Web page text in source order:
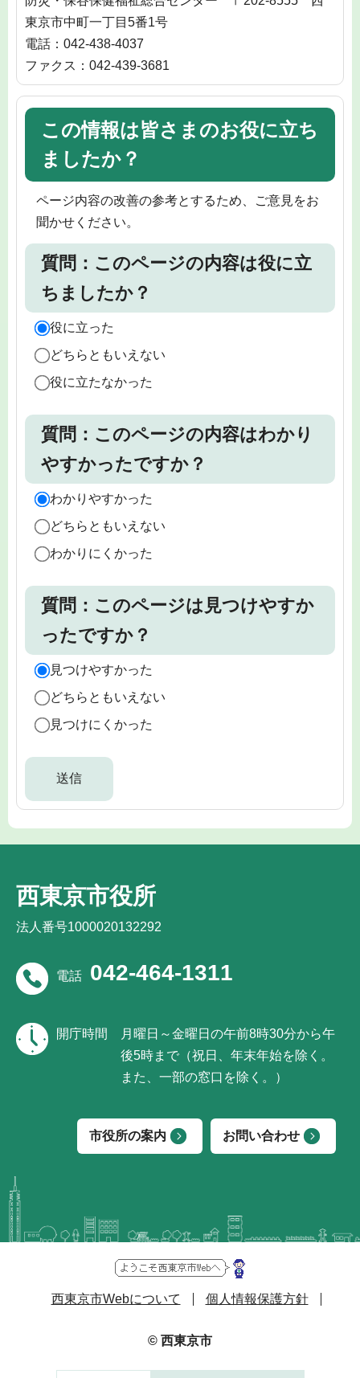
東京市中町一丁目5番1号
電話：042-438-4037
ファクス：042-439-3681
この情報は皆さまのお役に立ち
ましたか？
ページ内容の改善の参考とするため、ご意見をお
聞かせください。
質問：このページの内容は役に立
ちましたか？
役に立った
どちらともいえない
役に立たなかった
質問：このページの内容はわかり
やすかったですか？
わかりやすかった
どちらともいえない
わかりにくかった
質問：このページは見つけやすか
ったですか？
見つけやすかった
どちらともいえない
見つけにくかった
西東京市役所
法人番号1000020132292
電話 042-464-1311
開庁時間
月曜日～金曜日の午前8時30分から午
後5時まで（祝日、年末年始を除く。
また、一部の窓口を除く。）
市役所の案内 お問い合わせ
西東京市Webについて 個人情報保護方針
© 西東京市